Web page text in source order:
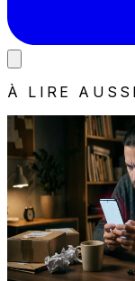
À LIRE AUSSI